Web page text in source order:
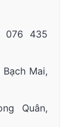
076 435
Mai,
Quân,